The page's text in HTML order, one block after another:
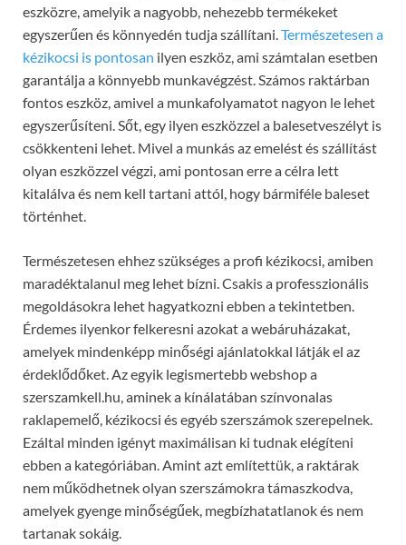
eszközre, amelyik a nagyobb, nehezebb termékeket
egyszerűen és könnyedén tudja szállítani.Természetesen a
kézikocsi is pontosan ilyen eszköz, ami számtalan esetben
garantálja a könnyebb munkavégzést. Számos raktárban
fontos eszköz, amivel a munkafolyamatot nagyon le lehet
egyszerűsíteni. Sőt, egy ilyen eszközzel a balesetveszélyt is
csökkenteni lehet. Mivel a munkás az emelést és szállítást
olyan eszközzel végzi, ami pontosan erre a célra lett
kitalálva és nem kell tartani attól, hogy bármiféle baleset
történhet.
Természetesen ehhez szükséges a profi kézikocsi, amiben
maradéktalanul meg lehet bízni. Csakis a professzionális
megoldásokra lehet hagyatkozni ebben a tekintetben.
Érdemes ilyenkor felkeresni azokat a webáruházakat,
amelyek mindenképp minőségi ajánlatokkal látják el az
érdeklődőket. Az egyik legismertebb webshop a
szerszamkell.hu, aminek a kínálatában színvonalas
raklapemelő, kézikocsi és egyéb szerszámok szerepelnek.
Ezáltal minden igényt maximálisan ki tudnak elégíteni
ebben a kategóriában. Amint azt említettük, a raktárak
nem működhetnek olyan szerszámokra támaszkodva,
amelyek gyenge minőségűek, megbízhatatlanok és nem
tartanak sokáig.